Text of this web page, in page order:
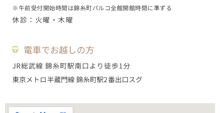
※午前受付開始時間は錦糸町パルコ全館開館時間に準ずる
休診：火曜・木曜
電車でお越しの方
JR総武線 錦糸町駅南口より徒歩1分
東京メトロ半蔵門線 錦糸町駅2番出口スグ